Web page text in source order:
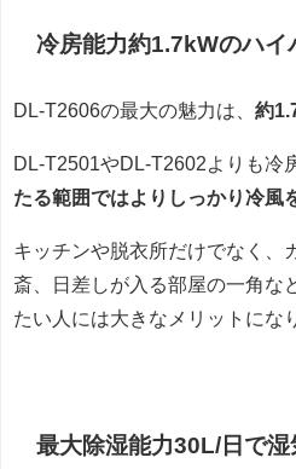
冷房能力約1.7kWのハイ
DL-T2606の最大の魅力は、 約
DL-T2501やDL-T2602よりも冷
たる範囲ではよりしっかり冷風
キッチンや脱衣所だけでなく、
斎、日差しが入る部屋の一角な
たい人には大きなメリットにな
最大除湿能力30L/日で